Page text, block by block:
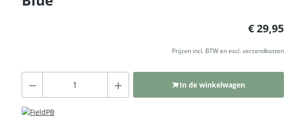
€ 29,95
Prijzen incl. BTW en excl. verzendkosten
In de winkelwagen